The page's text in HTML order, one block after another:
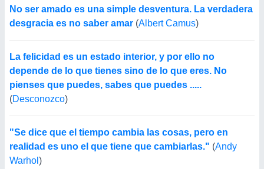
No ser amado es una simple desventura. La verdadera
desgracia es no saber amar (Albert Camus)
La felicidad es un estado interior, y por ello no
depende de lo que tienes sino de lo que eres. No
pienses que puedes, sabes que puedes .....
(Desconozco)
"Se dice que el tiempo cambia las cosas, pero en
realidad es uno el que tiene que cambiarlas." (Andy
Warhol )